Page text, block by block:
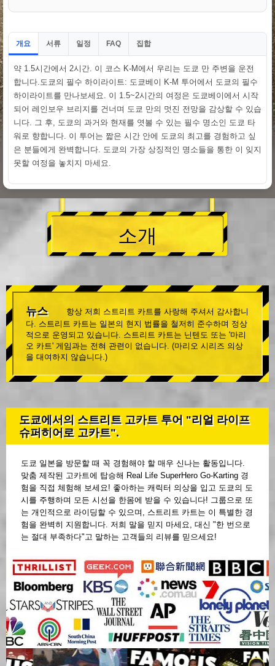
개요 서류 일정 FAQ 집합
약 1.5시간에서 2시간. 이 코스 K-M에서 우리는 도쿄 만 주변을 운전
합니다.도쿄의 필수 하이라이트: 도쿄베이 K-M 투어에서 도쿄의 필수
하이라이트를 만나보세요. 이 1.5~2시간의 여정은 도쿄베이에서 시작
되어 레인보우 브리지를 건너며 도쿄 만의 멋진 전망을 감상할 수 있습
니다. 그 후, 도쿄의 과거와 현재를 엿볼 수 있는 필수 명소인 도쿄 타
워로 향합니다. 이 투어는 짧은 시간 안에 도쿄의 최고를 경험하고 싶
은 분들에게 완벽합니다. 도쿄의 가장 상징적인 명소들을 통한 이 잊지
못할 여정을 놓치지 마세요.
소개
뉴스
항상 저희 스트리트 카트를 사랑해 주셔서 감사합니
다. 스트리트 카트는 일본의 현지 법률을 철저히 준수하며 정상
적으로 운영되고 있습니다. 스트리트 카트는 닌텐도 또는 '마리
오 카트' 게임과는 전혀 관련이 없습니다. (마리오 시리즈 의상
을 대여하지 않습니다.)
도쿄에서의 스트리트 고카트 투어 "리얼 라이프
슈퍼히어로 고카트".
도쿄 일본을 방문할 때 꼭 경험해야 할 매우 신나는 활동입니다.
맞춤 제작된 고카트에 탑승해 Real Life SuperHero Go-Karting 경
험을 직접 체험해 보세요! 좋아하는 캐릭터 의상을 입고 도쿄의 도
시를 주행하며 모든 시선을 한몸에 받을 수 있습니다! 그룹으로 또
는 개인적으로 라이딩할 수 있으며, 스트리트 카트는 이 특별한 경
험을 완벽히 지원합니다. 저희 말을 믿지 마세요, 대신 "한 번으로
는 절대 부족하다"고 말하는 고객들의 리뷰를 믿으세요!